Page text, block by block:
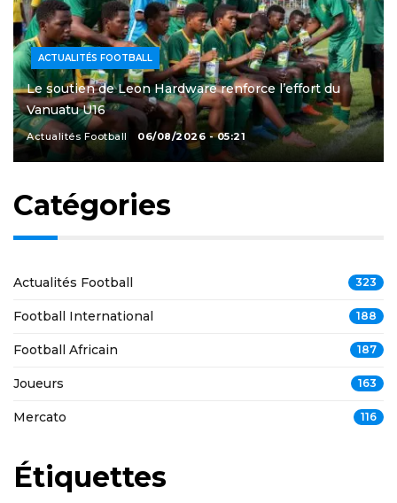
ACTUALITÉS FOOTBALL
Le soutien de Leon Hardware renforce l’effort du
Vanuatu U16
Actualités Football 06/08/2026 - 05:21
Catégories
Actualités Football 323
Football International 188
Football Africain 187
Joueurs 163
Mercato 116
Étiquettes